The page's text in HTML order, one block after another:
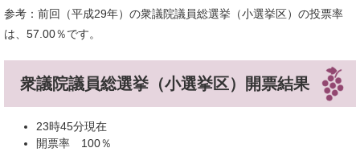
参考：前回（平成29年）の衆議院議員総選挙（小選挙区）の投票率
は、57.00％です。
衆議院議員総選挙（小選挙区）開票結果
23時45分現在
開票率 100％